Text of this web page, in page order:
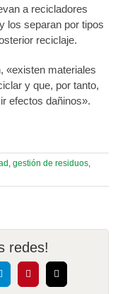
a recicladores
los separan por tipos
reciclaje.
«existen materiales
y que, por tanto,
efectos dañinos».
, gestión de residuos,
redes!
PinterestCorreo
electrónico